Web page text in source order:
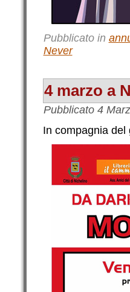
Pubblicato in
Never
4 marzo a
Pubblicato 4
In compagnia del